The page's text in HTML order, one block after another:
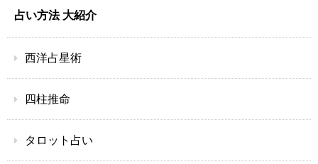
占い方法 大紹介
西洋占星術
四柱推命
タロット占い